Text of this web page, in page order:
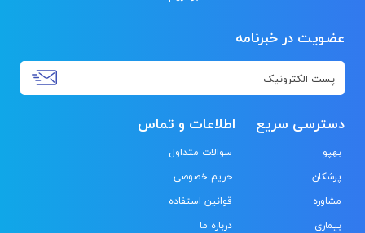
عضویت در خبرنامه
دسترسی سریع
بهپو
پزشکان
مشاوره
بیماری
اطلاعات و تماس
سوالات متداول
حریم خصوصی
قوانین استفاده
درباره ما